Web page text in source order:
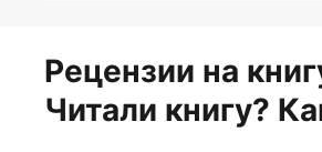
Рецензии на
Читали книгу?